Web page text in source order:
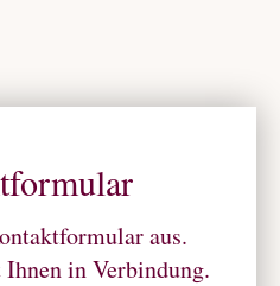
aus.
in Verbindung.